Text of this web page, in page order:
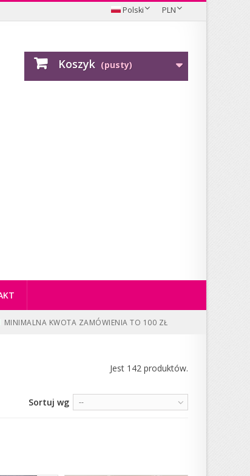
PLN
Polski
Koszyk (pusty)
MINIMALNA KWOTA ZAMÓWIENIA TO 100 ZŁ
Jest 142 produktów.
Sortuj wg --